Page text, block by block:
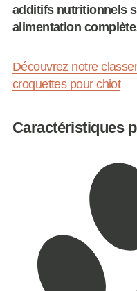
additifs nutritionnels
alimentation complète
Découvrez notre
croquettes pour chiot
Caractéristiques